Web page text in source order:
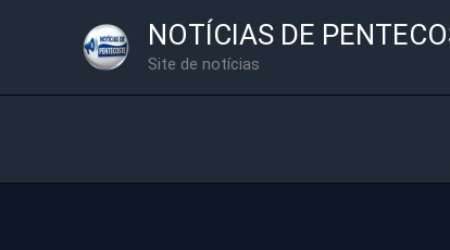
NOTÍCIAS DE
Site de notícias